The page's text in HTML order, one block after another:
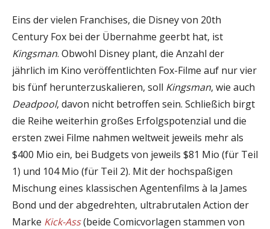
Eins der vielen Franchises, die Disney von 20th
Century Fox bei der Übernahme geerbt hat, ist
Kingsman. Obwohl Disney plant, die Anzahl der
jährlich im Kino veröffentlichten Fox-Filme auf nur vier
bis fünf herunterzuskalieren, soll Kingsman, wie auch
Deadpool, davon nicht betroffen sein. Schließich birgt
die Reihe weiterhin großes Erfolgspotenzial und die
ersten zwei Filme nahmen weltweit jeweils mehr als
$400 Mio ein, bei Budgets von jeweils $81 Mio (für Teil
1) und 104 Mio (für Teil 2). Mit der hochspaßigen
Mischung eines klassischen Agentenfilms à la James
Bond und der abgedrehten, ultrabrutalen Action der
Marke Kick-Ass(beide Comicvorlagen stammen von